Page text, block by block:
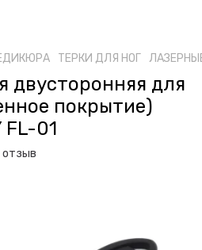
ТЕРКИ ДЛЯ НОГ
двусторонняя для
покрытие)
FL-01
отзыв